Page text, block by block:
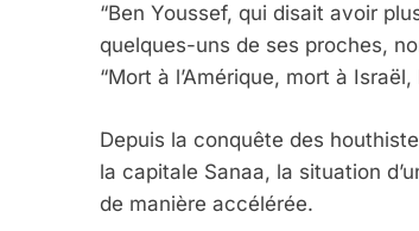
“Ben Youssef, qui disait avoir
quelques-uns de ses proches,
“Mort à l’Amérique, mort à
Depuis la conquête des
la capitale Sanaa, la situation
de manière accélérée.